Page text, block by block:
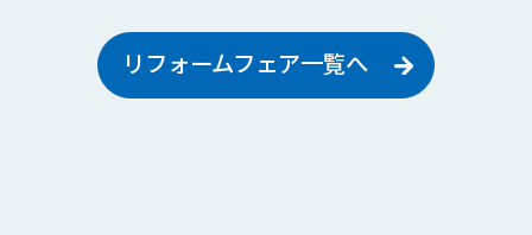
リフォームフェア一覧へ